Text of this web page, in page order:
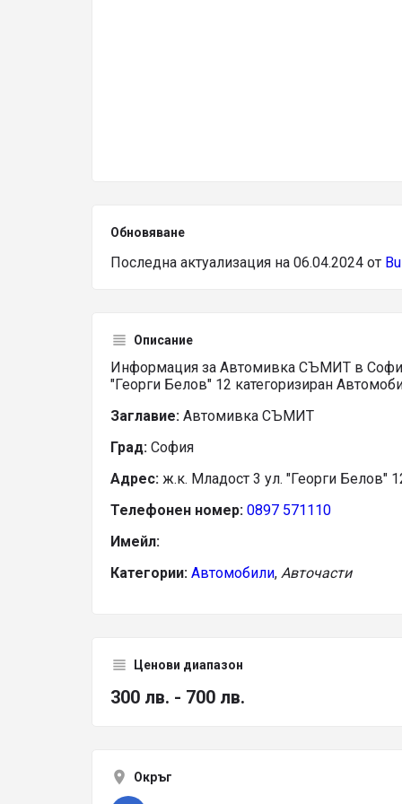
Обновяване
Последна актуализация на 06.04.2024 от
Описание
Информация за Автомивка СЪМИТ в
"Георги Белов" 12 категоризиран
Заглавие: Автомивка СЪМИТ
Град: София
Адрес: ж.к. Младост 3 ул. "Георги Белов"
Телефонен номер: 0897 571110
Имейл:
Категории: Автомобили, Авточасти
Ценови диапазон
300 лв. - 700 лв.
Окръг